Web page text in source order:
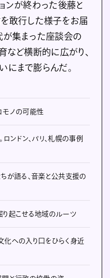
ンが終わった後藤と
敢行した様子をお届
が集まった座談会の
など横断的に広がり、
にまで膨らんだ。
モノの可能性
ンドン、パリ、札幌の事例
が語る、音楽と公共支援の
り起こせる地域のルーツ
化への入り口をひらく身近